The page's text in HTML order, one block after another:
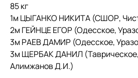
85 кг
1м ЦЫГАНКО НИКИТА (СШОР,
2м ГЕЙНЦЕ ЕГОР (Одесское,
3м РАЕВ ДАМИР (Одесское,
3м ЩЕРБАК ДАНИЛ
Алимжанов Д.И.)